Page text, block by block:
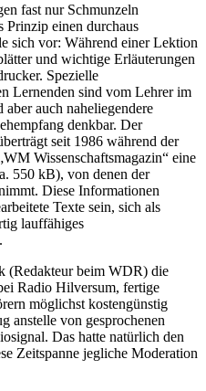
fast nur Schmunzeln
Prinzip einen durchaus
sich vor: Während einer Lektion
und wichtige Erläuterungen
Spezielle
Lernenden sind vom Lehrer im
aber auch naheliegendere
denkbar. Der
seit 1986 während der
Wissenschaftsmagazin“ eine
550 kB), von denen der
Diese Informationen
Texte sein, sich als
lauffähiges
(Redakteur beim WDR) die
Radio Hilversum, fertige
möglichst kostengünstig
anstelle von gesprochenen
Das hatte natürlich den
Zeitspanne jegliche Moderation